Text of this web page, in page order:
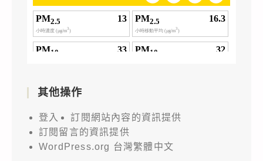
其他操作
登入
訂閱網站內容的資訊提供
訂閱留言的資訊提供
WordPress.org 台灣繁體中文